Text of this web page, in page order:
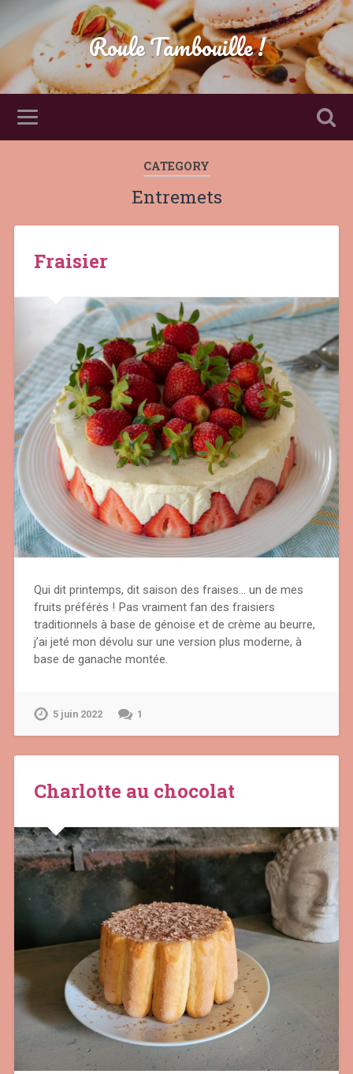
Roule Tambouille !
CATEGORY
Entremets
Fraisier
Qui dit printemps, dit saison des fraises… un de mes
fruits préférés ! Pas vraiment fan des fraisiers
traditionnels à base de génoise et de crème au beurre,
j’ai jeté mon dévolu sur une version plus moderne, à
base de ganache montée.
5 juin 2022 1
Charlotte au chocolat